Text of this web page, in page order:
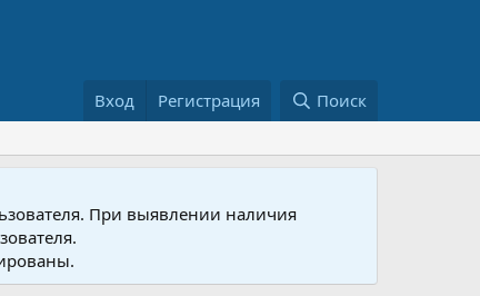
Вход Регистрация Поиск
При выявлении наличия